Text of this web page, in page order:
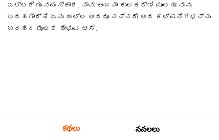
ಎಲ್ಲರಿಗೂ ನಮಸ್ಕಾರ, ನಾನು ಅಂಜನಾ ಕುಲಕರ್ಣಿ ಮೂಲತಃ ನಾನು
ಬರಹಗಾರ್ತಿ ಏನು ಅಲ್ಲ ಆದರೂ ನನ್ನದೇ ಆದ ಕಲ್ಪನೆಗಳನ್ನು
ಬರಹದ ಮೂಲಕ ಹೇಳುವ ಆಸೆ.
కథలు నవలలు